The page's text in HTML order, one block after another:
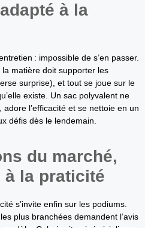
à la
: impossible de s’en passer.
matière doit supporter les
surprise), et tout se joue sur le
existe. Un sac polyvalent ne
l’efficacité et se nettoie en un
défis dès le lendemain.
du marché,
à la praticité
s’invite enfin sur les podiums.
plus branchées demandent l’avis